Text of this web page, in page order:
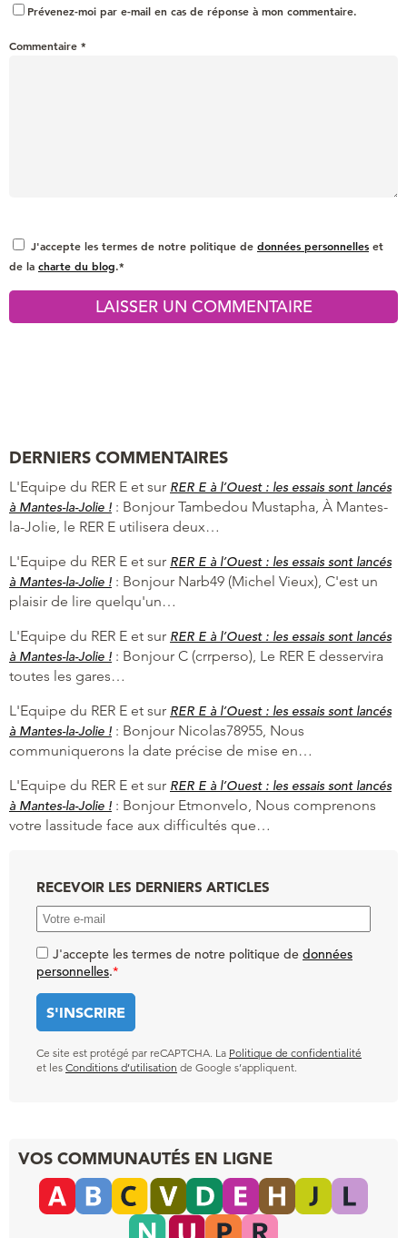
Prévenez-moi par e-mail en cas de réponse à mon commentaire.
Commentaire *
J'accepte les termes de notre politique de données personnelles et
de la charte du blog.*
DERNIERS COMMENTAIRES
L'Equipe du RER E et sur RER E à l’Ouest : les essais sont lancés
à Mantes-la-Jolie ! : Bonjour Tambedou Mustapha, À Mantes-
la-Jolie, le RER E utilisera deux…
L'Equipe du RER E et sur RER E à l’Ouest : les essais sont lancés
à Mantes-la-Jolie ! : Bonjour Narb49 (Michel Vieux), C'est un
plaisir de lire quelqu'un…
L'Equipe du RER E et sur RER E à l’Ouest : les essais sont lancés
à Mantes-la-Jolie ! : Bonjour C (crrperso), Le RER E desservira
toutes les gares…
L'Equipe du RER E et sur RER E à l’Ouest : les essais sont lancés
à Mantes-la-Jolie ! : Bonjour Nicolas78955, Nous
communiquerons la date précise de mise en…
L'Equipe du RER E et sur RER E à l’Ouest : les essais sont lancés
à Mantes-la-Jolie ! : Bonjour Etmonvelo, Nous comprenons
votre lassitude face aux difficultés que…
RECEVOIR LES DERNIERS ARTICLES
J'accepte les termes de notre politique de données
personnelles.*
Ce site est protégé par reCAPTCHA. La Politique de confidentialité
et les Conditions d’utilisation de Google s’appliquent.
VOS COMMUNAUTÉS EN LIGNE